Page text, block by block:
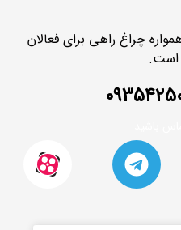
چراغ راهی برای فعالان
است.